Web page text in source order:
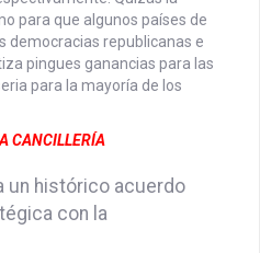
para que algunos países de
democracias republicanas e
pingues ganancias para las
para la mayoría de los
CANCILLERÍA
un histórico acuerdo
con la